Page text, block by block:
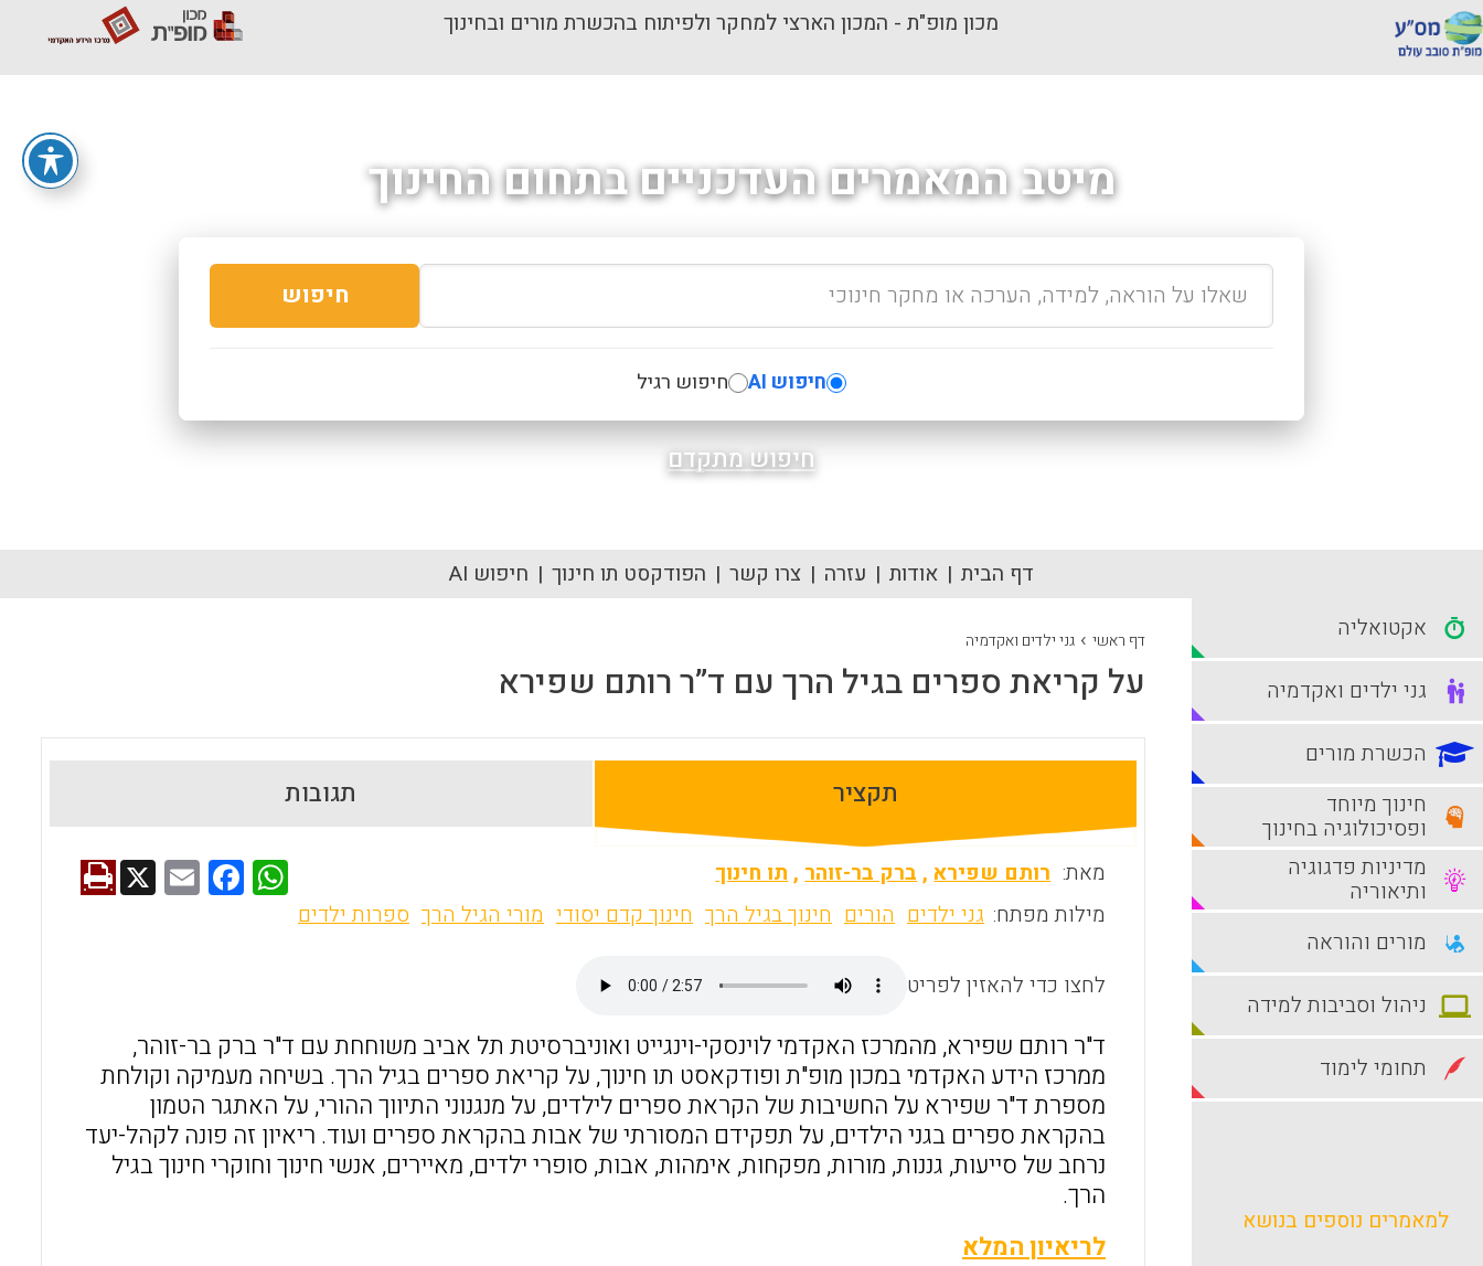
מכון מופ"ת - המכון הארצי למחקר ולפיתוח בהכשרת מורים ובחינוך
מיטב המאמרים העדכניים בתחום החינוך
חיפוש
חיפוש AI חיפוש רגיל
חיפוש מתקדם
דף הבית אודות עזרה צרו קשר הפודקסט תו חינוך חיפוש AI
דף ראשי › גני ילדים ואקדמיה
על קריאת ספרים בגיל הרך עם ד”ר רותם שפירא
תקציר תגובות
מאת: רותם שפירא,ברק בר-זוהר,תו חינוך W
h
p
p
F
a
o
k
E
m
X
מילות מפתח: גני ילדים הורים חינוך בגיל הרך חינוך קדם יסודי מורי הגיל הרך ספרות ילדים
לחצו כדי להאזין לפריט
ד"ר רותם שפירא, מהמרכז האקדמי לוינסקי-וינגייט ואוניברסיטת תל אביב משוחחת עם ד"ר ברק בר-זוהר,
ממרכז הידע האקדמי במכון מופ"ת ופודקאסט תו חינוך, על קריאת ספרים בגיל הרך. בשיחה מעמיקה וקולחת
מספרת ד"ר שפירא על החשיבות של הקראת ספרים לילדים, על מנגנוני התיווך ההורי, על האתגר הטמון
בהקראת ספרים בגני הילדים, על תפקידם המסורתי של אבות בהקראת ספרים ועוד. ריאיון זה פונה לקהל-יעד
נרחב של סייעות, גננות, מורות, מפקחות, אימהות, אבות, סופרי ילדים, מאיירים, אנשי חינוך וחוקרי חינוך בגיל
הרך.
לריאיון המלא
אקטואליה
גני ילדים ואקדמיה
הכשרת מורים
חינוך מיוחד
ופסיכולוגיה בחינוך
מדיניות פדגוגיה
ותיאוריה
מורים והוראה
ניהול וסביבות למידה
תחומי לימוד
למאמרים נוספים בנושא